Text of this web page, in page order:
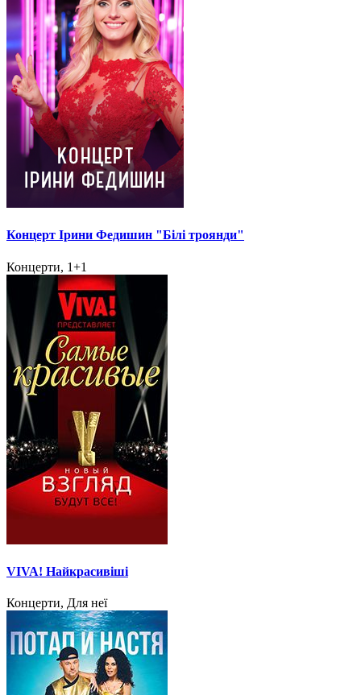
Концерт Ірини Федишин "Білі троянди"
Концерти, 1+1
VIVA! Найкрасивіші
Концерти, Для неї